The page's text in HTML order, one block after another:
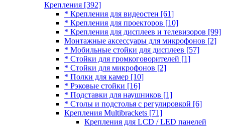
Крепления [392]
* Крепления для видеостен [61]
* Крепления для проекторов [10]
* Крепления для дисплеев и телевизоров [99]
Монтажные аксессуары для микрофонов [2]
* Мобильные стойки для дисплеев [57]
* Стойки для громкоговорителей [1]
* Стойки для микрофонов [2]
* Полки для камер [10]
* Рэковые стойки [16]
* Подставки для наушников [1]
* Столы и подстолья с регулировкой [6]
Крепления Multibrackets [71]
Крепления для LCD / LED панелей